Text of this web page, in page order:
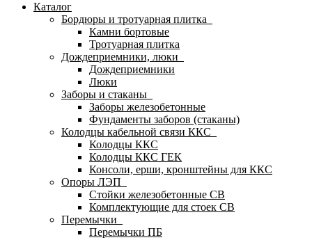
Каталог
Бордюры и тротуарная плитка
Камни бортовые
Тротуарная плитка
Дождеприемники, люки
Дождеприемники
Люки
Заборы и стаканы
Заборы железобетонные
Фундаменты заборов (стаканы)
Колодцы кабельной связи ККС
Колодцы ККС
Колодцы ККС ГЕК
Консоли, ерши, кронштейны для ККС
Опоры ЛЭП
Стойки железобетонные СВ
Комплектующие для стоек СВ
Перемычки
Перемычки ПБ